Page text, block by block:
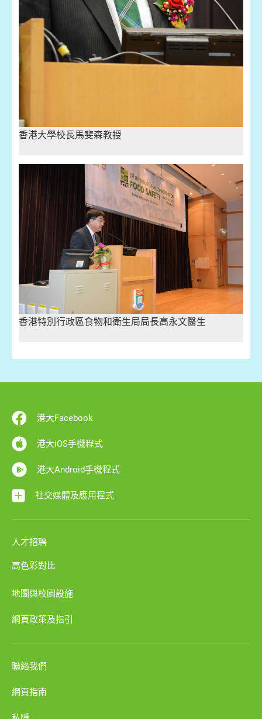
香港大學校長馬斐森教授
香港特別行政區食物和衛生局局長高永文醫生
港大Facebook
港大iOS手機程式
港大Android手機程式
社交媒體及應用程式
人才招聘
高色彩對比
地圖與校園設施
網頁政策及指引
聯絡我們
網頁指南